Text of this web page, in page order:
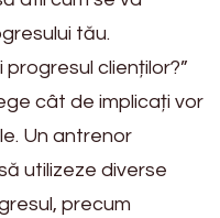
tău.
clienților?”
cât de implicați vor
Un antrenor
utilizeze diverse
precum